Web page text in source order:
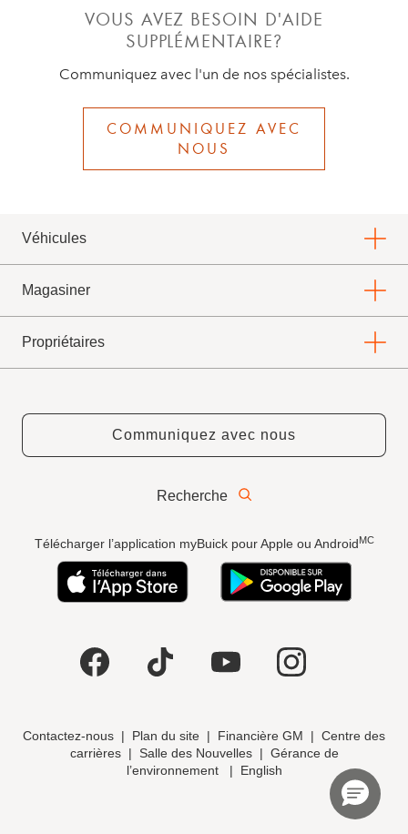
VOUS AVEZ BESOIN D'AIDE
SUPPLÉMENTAIRE?
Communiquez avec l'un de nos spécialistes.
COMMUNIQUEZ AVEC
NOUS